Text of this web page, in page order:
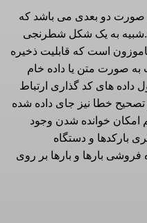
صورت دو بعدی می باشد که
به یک شکل شطرنجی
است که قابلیت ذخیره
به صورت متن یا داده خام
داده های کد گذاری ارتباط
تصحیح خطا نیز جای داده شده
امکان خوانده شدن وجود
بارکدها و دستگاه
بارها و بارها بر روی